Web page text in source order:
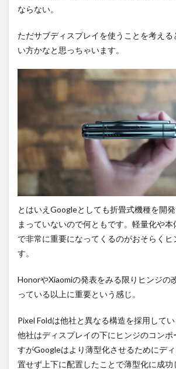
ならない。
ただサブディスプレイを使うことを考え
い方かなと思っちゃいます。
とはいえGoogleとしても折畳式機種を開
まっていないので何ともです。軽量化や本
で非常に重要になってくるのがおそらくヒ
す。
HonorやXiaomiの発表をみる限りヒンジの
っている以上に重要という感じ。
Pixel Foldは他社と異なる構造を採用して
他社はディスプレイの下にヒンジのコンポ
すがGoogleはより薄型化させるためにデ
置せず上下に配置したことで薄型化に成功